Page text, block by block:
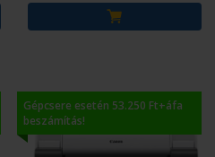
Gépcsere esetén 53.250 Ft+áfa
beszámítás!